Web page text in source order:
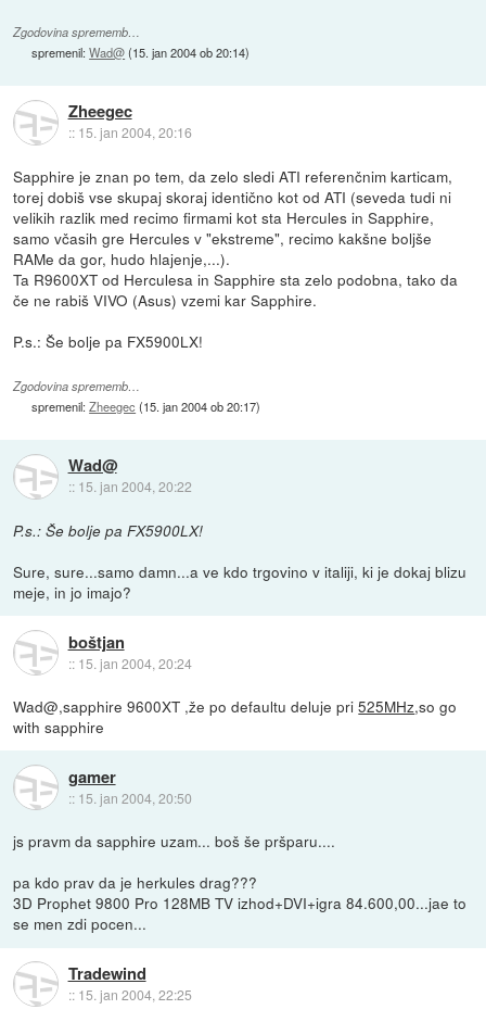
Zgodovina sprememb…
spremenil:Wad@(15. jan 2004 ob 20:14)
Zheegec
:: 15. jan 2004, 20:16
Sapphire je znan po tem, da zelo sledi ATI referenčnim karticam,
torej dobiš vse skupaj skoraj identično kot od ATI (seveda tudi ni
velikih razlik med recimo firmami kot sta Hercules in Sapphire,
samo včasih gre Hercules v "ekstreme", recimo kakšne boljše
RAMe da gor, hudo hlajenje,...).
Ta R9600XT od Herculesa in Sapphire sta zelo podobna, tako da
če ne rabiš VIVO (Asus) vzemi kar Sapphire.
P.s.: Še bolje pa FX5900LX!
Zgodovina sprememb…
spremenil:Zheegec (15. jan 2004 ob 20:17)
Wad@
:: 15. jan 2004, 20:22
P.s.: Še bolje pa FX5900LX!
Sure, sure...samo damn...a ve kdo trgovino v italiji, ki je dokaj blizu
meje, in jo imajo?
boštjan
:: 15. jan 2004, 20:24
Wad@,sapphire 9600XT ,že po defaultu deluje pri525MHz,so go
with sapphire
gamer
:: 15. jan 2004, 20:50
js pravm da sapphire uzam... boš še pršparu....
pa kdo prav da je herkules drag???
3D Prophet 9800 Pro 128MB TV izhod+DVI+igra 84.600,00...jae to
se men zdi pocen...
Tradewind
:: 15. jan 2004, 22:25